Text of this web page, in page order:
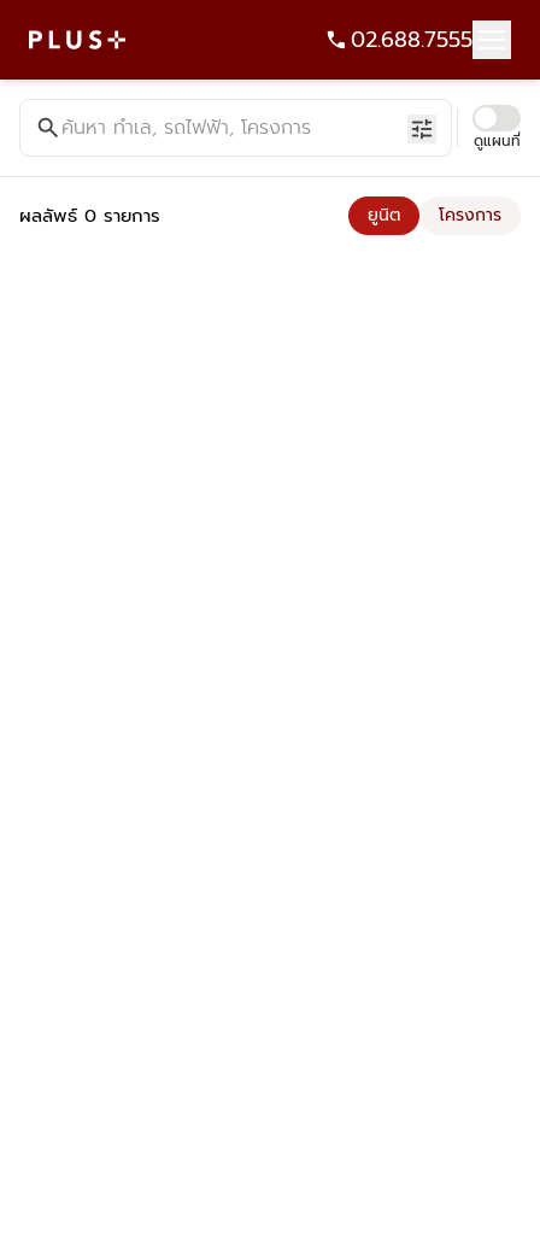
02.688.7555
ค้นหาคอนโด บ้าน ที่ดิน อาคารสำนักงาน ทั้งขายและเช่า - Plus
searchค้นหา ทำเล, รถไฟฟ้า, โครงการ tune ดูแผนที่
ผลลัพธ์ 0 รายการ ยูนิต โครงการ